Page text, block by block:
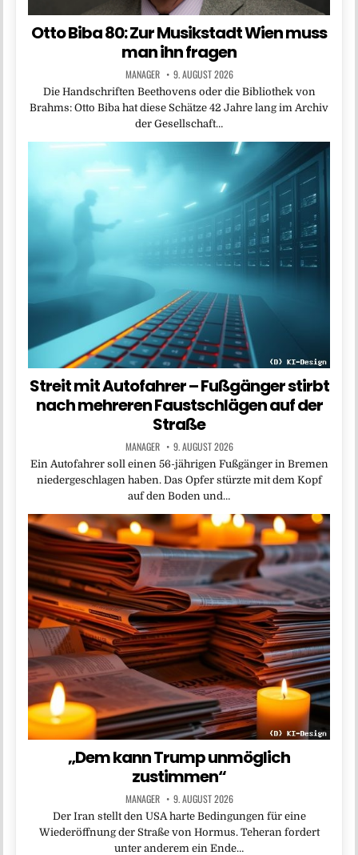
Otto Biba 80: Zur Musikstadt Wien muss
man ihn fragen
MANAGER 9. AUGUST 2026
Die Handschriften Beethovens oder die Bibliothek von
Brahms: Otto Biba hat diese Schätze 42 Jahre lang im Archiv
der Gesellschaft…
Streit mit Autofahrer – Fußgänger stirbt
nach mehreren Faustschlägen auf der
Straße
MANAGER 9. AUGUST 2026
Ein Autofahrer soll einen 56-jährigen Fußgänger in Bremen
niedergeschlagen haben. Das Opfer stürzte mit dem Kopf
auf den Boden und…
„Dem kann Trump unmöglich
zustimmen“
MANAGER 9. AUGUST 2026
Der Iran stellt den USA harte Bedingungen für eine
Wiederöffnung der Straße von Hormus. Teheran fordert
unter anderem ein Ende…